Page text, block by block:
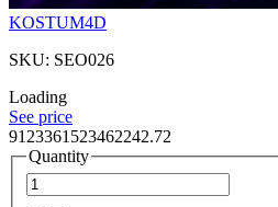
KOSTUM4D
SKU: SEO026
Loading
See price
9123361523462242.72
Quantity